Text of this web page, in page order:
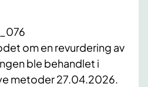
om en revurdering av
ble behandlet i
metoder 27.04.2026.